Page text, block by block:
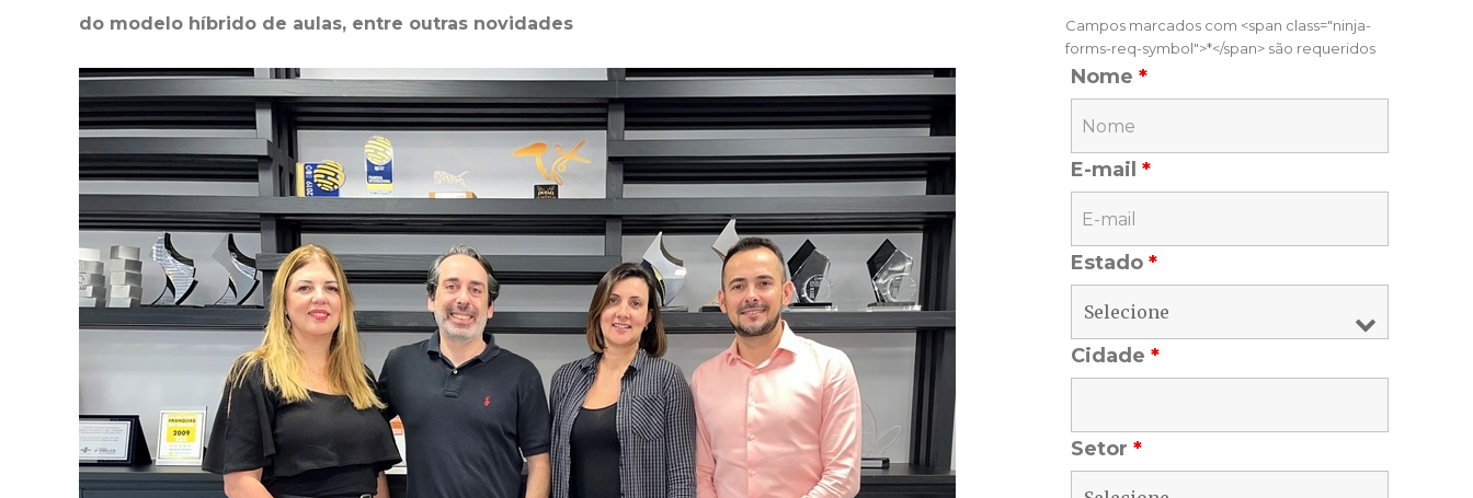
do modelo híbrido de aulas, entre outras novidades
Campos marcados com <span class="ninja-
forms-req-symbol">*</span> são requeridos
Nome *
E-mail *
Estado *
Cidade *
Setor *